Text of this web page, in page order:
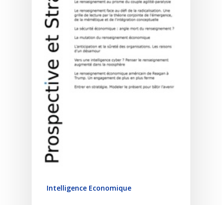
Intelligence Economique